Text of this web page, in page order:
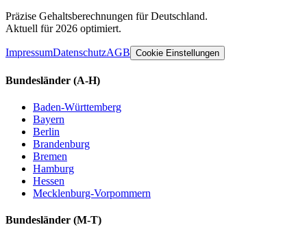
Präzise Gehaltsberechnungen für Deutschland.
Aktuell für 2026 optimiert.
ImpressumDatenschutzAGB Cookie Einstellungen
Bundesländer (A-H)
Baden-Württemberg
Bayern
Berlin
Brandenburg
Bremen
Hamburg
Hessen
Mecklenburg-Vorpommern
Bundesländer (M-T)